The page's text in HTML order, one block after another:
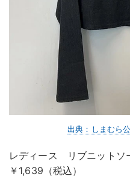
出典：しまむら
レディース リブニットソ
￥1,639（税込）